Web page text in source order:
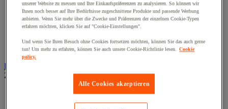
Elektrischer Gabelstapler
Hub-Gabelstapler
Hubwagen mit Waage
Manueller Hubwagen
Scherengabelhubwagen und Hochhubwagen
Ketten und Schlingen zum Heben
Zur gesamten Produktgruppe
Gummispanner
Hebeösen und Hubringe
unserer Website zu messen und Ihre Einkaufspräferenzen zu analysieren. So können wir
Ihnen noch besser auf Ihre Bedürfnisse zugeschnittene Produkte und passende Werbung
anbieten. Wenn Sie mehr über die Zwecke und Präferenzen der einzelnen Cookie-Typen
erfahren möchten, klicken Sie auf "Cookie-Einstellungen".
Und wenn Sie Ihren Besuch ohne Cookies fortsetzen möchten, können Sie das auch gerne
tun! Um mehr zu erfahren, können Sie auch unsere Cookie-Richtlinie lesen. Cookie
policy.
Alle Cookies akzeptieren